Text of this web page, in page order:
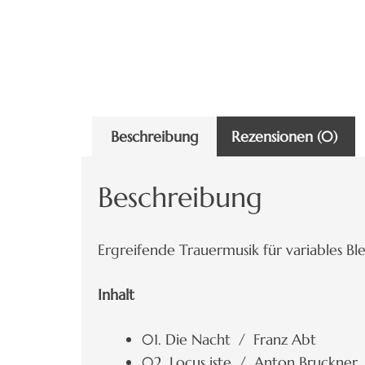
Beschreibung Rezensionen (0)
Beschreibung
Ergreifende Trauermusik für variables
Inhalt
01. Die Nacht / Franz Abt